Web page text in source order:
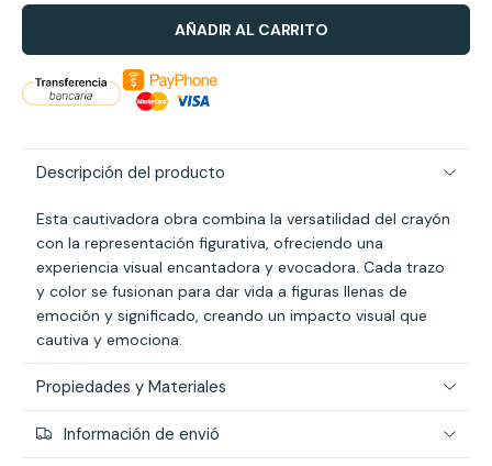
AÑADIR AL CARRITO
Descripción del producto
Esta cautivadora obra combina la versatilidad del crayón
con la representación figurativa, ofreciendo una
experiencia visual encantadora y evocadora. Cada trazo
y color se fusionan para dar vida a figuras llenas de
emoción y significado, creando un impacto visual que
cautiva y emociona.
Propiedades y Materiales
Información de envió